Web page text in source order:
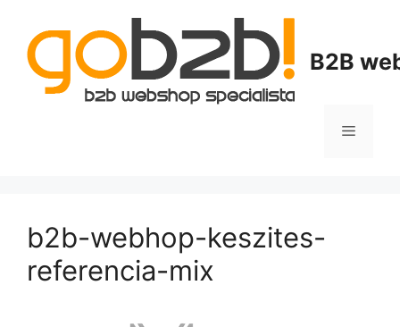
B2B
b2b-webhop-keszites-
referencia-mix